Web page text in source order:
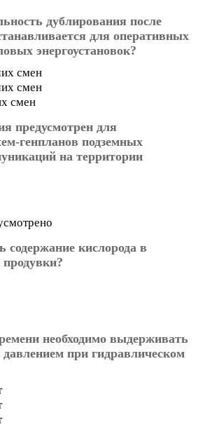
дублирования после
для оперативных
энергоустановок?
смен
смен
смен
предусмотрен для
генпланов подземных
на территории
кислорода в
продувки?
необходимо выдерживать
при гидравлическом